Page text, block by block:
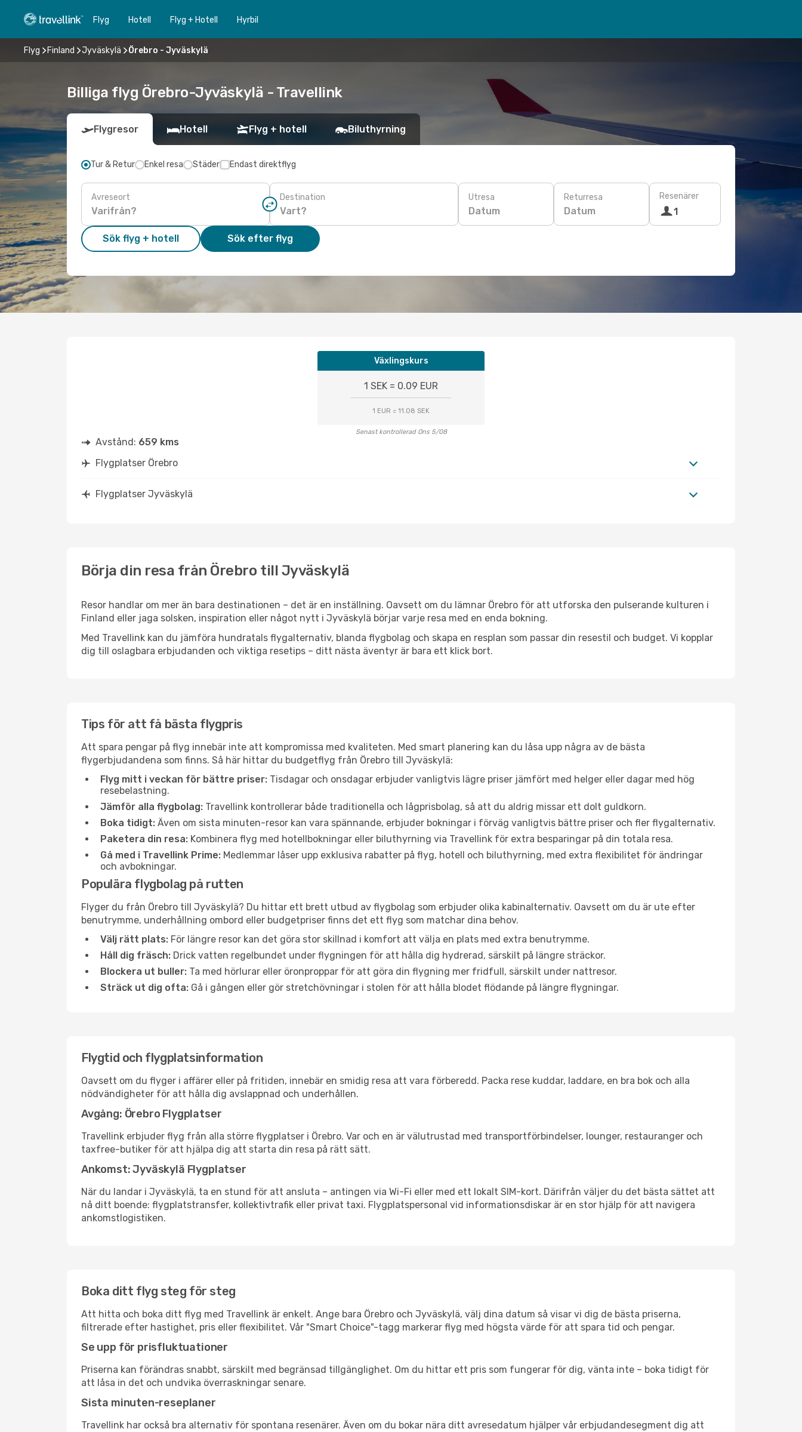
Flyg Hotell Flyg + Hotell Hyrbil
Flyg Finland Jyväskylä Örebro - Jyväskylä
Billiga flyg Örebro-Jyväskylä - Travellink
Flygresor Hotell Flyg + hotell Biluthyrning
Tur & Retur Enkel resa Städer Endast direktflyg
Avreseort Destination Utresa
Datum
Returresa
Datum
Resenärer
1
Sök flyg + hotell Sök efter flyg
Växlingskurs
1 SEK = 0.09 EUR
1 EUR = 11.08 SEK
Senast kontrollerad Ons 5/08
Avstånd: 659 kms
Flygplatser Örebro
Flygplatser Jyväskylä
Börja din resa från Örebro till Jyväskylä
Resor handlar om mer än bara destinationen – det är en inställning. Oavsett om du lämnar Örebro för att utforska den pulserande kulturen i
Finland eller jaga solsken, inspiration eller något nytt i Jyväskylä börjar varje resa med en enda bokning.
Med Travellink kan du jämföra hundratals flygalternativ, blanda flygbolag och skapa en resplan som passar din resestil och budget. Vi kopplar
dig till oslagbara erbjudanden och viktiga resetips – ditt nästa äventyr är bara ett klick bort.
Tips för att få bästa flygpris
Att spara pengar på flyg innebär inte att kompromissa med kvaliteten. Med smart planering kan du låsa upp några av de bästa
flygerbjudandena som finns. Så här hittar du budgetflyg från Örebro till Jyväskylä:
Flyg mitt i veckan för bättre priser: Tisdagar och onsdagar erbjuder vanligtvis lägre priser jämfört med helger eller dagar med hög
resebelastning.
Jämför alla flygbolag: Travellink kontrollerar både traditionella och lågprisbolag, så att du aldrig missar ett dolt guldkorn.
Boka tidigt: Även om sista minuten-resor kan vara spännande, erbjuder bokningar i förväg vanligtvis bättre priser och fler flygalternativ.
Paketera din resa: Kombinera flyg med hotellbokningar eller biluthyrning via Travellink för extra besparingar på din totala resa.
Gå med i Travellink Prime: Medlemmar låser upp exklusiva rabatter på flyg, hotell och biluthyrning, med extra flexibilitet för ändringar
och avbokningar.
Populära flygbolag på rutten
Flyger du från Örebro till Jyväskylä? Du hittar ett brett utbud av flygbolag som erbjuder olika kabinalternativ. Oavsett om du är ute efter
benutrymme, underhållning ombord eller budgetpriser finns det ett flyg som matchar dina behov.
Välj rätt plats: För längre resor kan det göra stor skillnad i komfort att välja en plats med extra benutrymme.
Håll dig fräsch: Drick vatten regelbundet under flygningen för att hålla dig hydrerad, särskilt på längre sträckor.
Blockera ut buller: Ta med hörlurar eller öronproppar för att göra din flygning mer fridfull, särskilt under nattresor.
Sträck ut dig ofta: Gå i gången eller gör stretchövningar i stolen för att hålla blodet flödande på längre flygningar.
Flygtid och flygplatsinformation
Oavsett om du flyger i affärer eller på fritiden, innebär en smidig resa att vara förberedd. Packa rese kuddar, laddare, en bra bok och alla
nödvändigheter för att hålla dig avslappnad och underhållen.
Avgång: Örebro Flygplatser
Travellink erbjuder flyg från alla större flygplatser i Örebro. Var och en är välutrustad med transportförbindelser, lounger, restauranger och
taxfree-butiker för att hjälpa dig att starta din resa på rätt sätt.
Ankomst: Jyväskylä Flygplatser
När du landar i Jyväskylä, ta en stund för att ansluta – antingen via Wi-Fi eller med ett lokalt SIM-kort. Därifrån väljer du det bästa sättet att
nå ditt boende: flygplatstransfer, kollektivtrafik eller privat taxi. Flygplatspersonal vid informationsdiskar är en stor hjälp för att navigera
ankomstlogistiken.
Boka ditt flyg steg för steg
Att hitta och boka ditt flyg med Travellink är enkelt. Ange bara Örebro och Jyväskylä, välj dina datum så visar vi dig de bästa priserna,
filtrerade efter hastighet, pris eller flexibilitet. Vår "Smart Choice"-tagg markerar flyg med högsta värde för att spara tid och pengar.
Se upp för prisfluktuationer
Priserna kan förändras snabbt, särskilt med begränsad tillgänglighet. Om du hittar ett pris som fungerar för dig, vänta inte – boka tidigt för
att låsa in det och undvika överraskningar senare.
Sista minuten-reseplaner
Travellink har också bra alternativ för spontana resenärer. Även om du bokar nära ditt avresedatum hjälper vår erbjudandesegment dig att